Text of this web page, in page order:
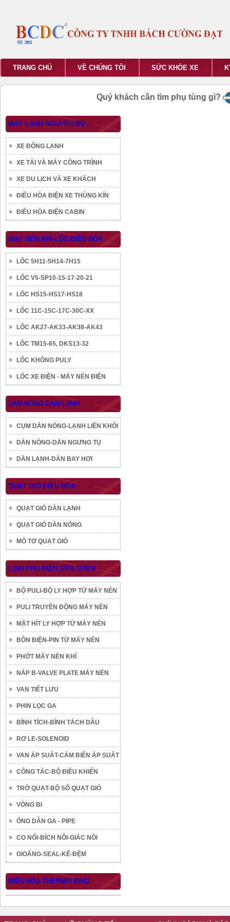
TRANG CHỦ VỀ CHÚNG TÔI SỨC KHỎE XE
Quý khách cần tìm phụ tùng gì?
MÁY LẠNH NGUYÊN BỘ
XE ĐÔNG LẠNH
XE TẢI VÀ MÁY CÔNG TRÌNH
XE DU LỊCH VÀ XE KHÁCH
ĐIỀU HÒA ĐIỆN XE THÙNG KÍN
ĐIỀU HÒA ĐIỆN CABIN
MÁY NÉN KHÍ-LỐC ĐIỀU HÒA
LỐC 5H11-5H14-7H15
LỐC V5-SP10-15-17-20-21
LỐC HS15-HS17-HS18
LỐC 11C-15C-17C-30C-XX
LỐC AK27-AK33-AK38-AK43
LỐC TM15-65, DKS13-32
LỐC KHÔNG PULY
LỐC XE ĐIỆN - MÁY NÉN ĐIỆN
DÀN NÓNG-DÀN LẠNH
CỤM DÀN NÓNG-LẠNH LIỀN KHỐI
DÀN NÓNG-DÀN NGƯNG TỤ
DÀN LẠNH-DÀN BAY HƠI
QUẠT GIÓ ĐIỀU HÒA
QUẠT GIÓ DÀN LẠNH
QUẠT GIÓ DÀN NÓNG
MÔ TƠ QUẠT GIÓ
LINH PHỤ KIỆN SỬA CHỮA
BỘ PULI-BỘ LY HỢP TỪ MÁY NÉN
PULI TRUYỀN ĐỘNG MÁY NÉN
MẶT HÍT LY HỢP TỪ MÁY NÉN
BÔN ĐIỆN-PIN TỪ MÁY NÉN
PHỚT MÁY NÉN KHÍ
NẮP B-VALVE PLATE MÁY NÉN
VAN TIẾT LƯU
PHIN LỌC GA
BÌNH TÍCH-BÌNH TÁCH DẦU
RƠ LE-SOLENOID
VAN ÁP SUẤT-CẢM BIẾN ÁP SUẤT
CÔNG TẮC-BỘ ĐIỀU KHIỂN
TRỞ QUẠT-BỘ SỐ QUẠT GIÓ
VÒNG BI
ỐNG DẪN GA - PIPE
CO NỐI-BÍCH NỐI-GIẮC NỐI
GIOĂNG-SEAL-KÊ-ĐỆM
ĐIỀU HÒA THERMO KING